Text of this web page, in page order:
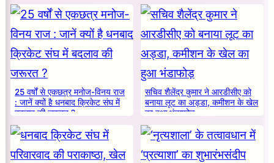
25 वर्षों से एकछत्र मनोज-विनय राज
: जानें क्यों है धनबाद क्रिकेट संघ में
बदलाव की जरूरत ?
सचिव शैलेंद्र कुमार ने आरडीसीए को
बनाया लूट का अड्डा, कमीशन के खेल
का हुआ भंडाफोड़